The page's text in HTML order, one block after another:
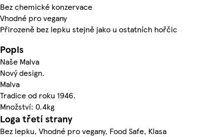
Bez chemické konzervace
Vhodné pro vegany
Přirozeně bez lepku stejně jako u ostatních hořčic
Popis
Naše Malva
Nový design.
Malva
Tradice od roku 1946.
Množství: 0.4kg
Loga třetí strany
Bez lepku, Vhodné pro vegany, Food Safe, Klasa